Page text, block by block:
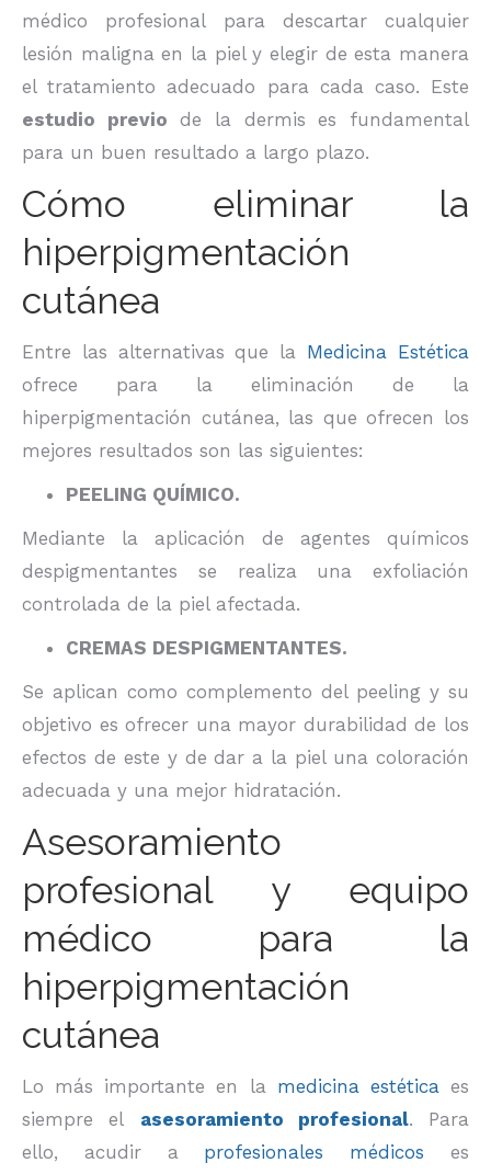
médico profesional para descartar cualquier
lesión maligna en la piel y elegir de esta manera
el tratamiento adecuado para cada caso. Este
estudio previo de la dermis es fundamental
para un buen resultado a largo plazo.
Cómo eliminar la
hiperpigmentación
cutánea
Entre las alternativas que la Medicina Estética
ofrece para la eliminación de la
hiperpigmentación cutánea, las que ofrecen los
mejores resultados son las siguientes:
PEELING QUÍMICO.
Mediante la aplicación de agentes químicos
despigmentantes se realiza una exfoliación
controlada de la piel afectada.
CREMAS DESPIGMENTANTES.
Se aplican como complemento del peeling y su
objetivo es ofrecer una mayor durabilidad de los
efectos de este y de dar a la piel una coloración
adecuada y una mejor hidratación.
Asesoramiento
profesional y equipo
médico para la
hiperpigmentación
cutánea
Lo más importante en la medicina estética es
siempre el asesoramiento profesional. Para
ello, acudir a profesionales médicos es